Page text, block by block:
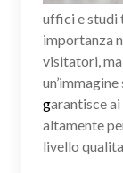
uffici e studi
importanza
visitatori,
garantisce
altamente
livello